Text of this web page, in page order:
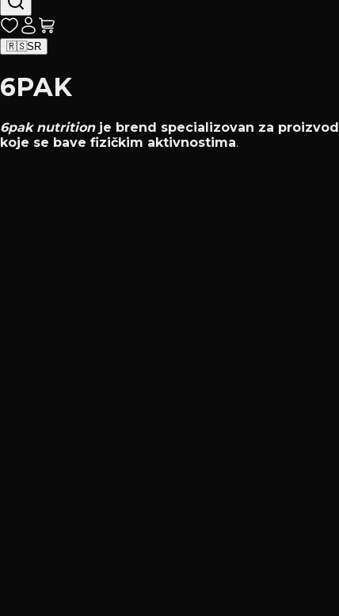
🇷🇸SR
6PAK
6pak nutritionje brend specializovan za
koje se bave fizičkim aktivnostima.